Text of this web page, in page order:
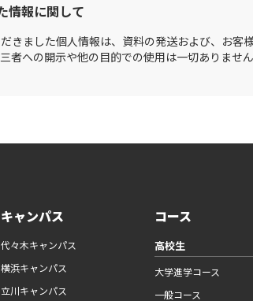
情報に関して
きました個人情報は、資料の発送および、お
者への開示や他の目的での使用は一切ありませ
キャンパス
代々木キャンパス
横浜キャンパス
立川キャンパス
コース
高校生
大学進学コース
一般コース